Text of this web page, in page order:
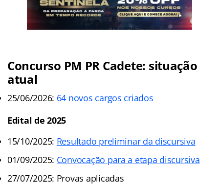
Concurso PM PR Cadete: situação
atual
25/06/2026: 64 novos cargos criados
Edital de 2025
15/10/2025: Resultado preliminar da discursiva
01/09/2025: Convocação para a etapa discursiva
27/07/2025: Provas aplicadas